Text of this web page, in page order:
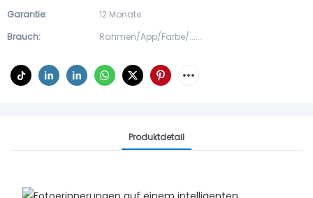
Garantie:
12 Monate
Brauch:
Rahmen/App/Farbe/......
Produktdetail